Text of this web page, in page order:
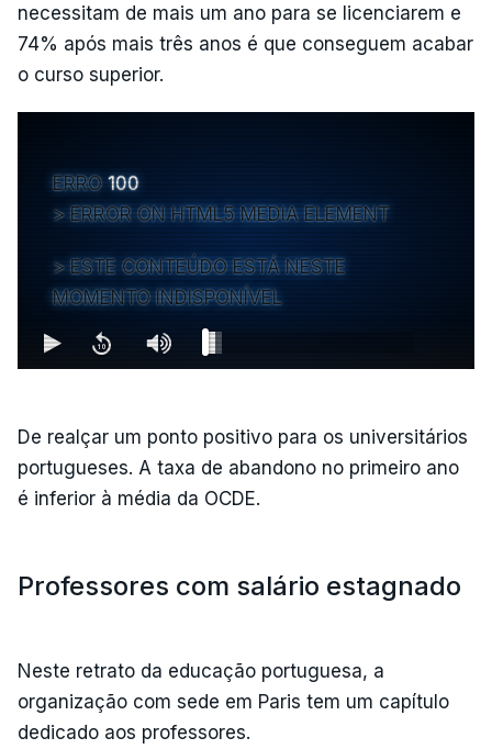
necessitam de mais um ano para se licenciarem e
74% após mais três anos é que conseguem acabar
o curso superior.
ERRO 100
ERROR ON HTML5 MEDIA ELEMENT
ESTE CONTEÚDO ESTÁ NESTE
MOMENTO INDISPONÍVEL
De realçar um ponto positivo para os universitários
portugueses. A taxa de abandono no primeiro ano
é inferior à média da OCDE.
Professores com salário estagnado
Neste retrato da educação portuguesa, a
organização com sede em Paris tem um capítulo
dedicado aos professores.